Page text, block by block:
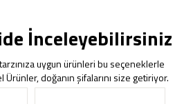
İnceleyebilirsiniz
tarzınıza uygun ürünleri bu seçeneklerle
doğanın şifalarını size getiriyor.